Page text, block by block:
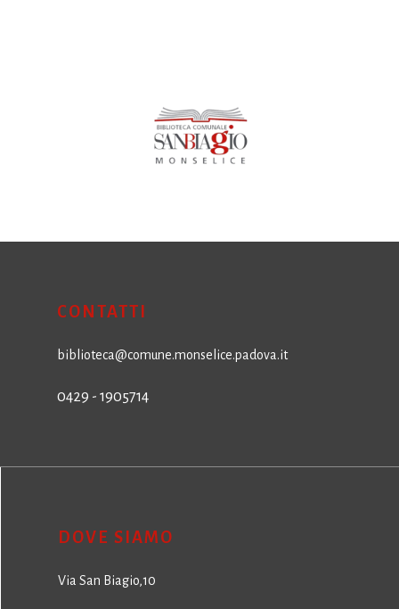
CONTATTI
biblioteca@comune.monselice.padova.it
0429 - 1905714
DOVE SIAMO
Via San Biagio,10